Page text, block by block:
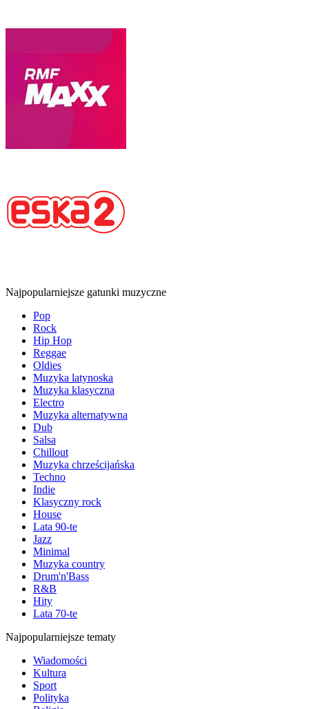
Najpopularniejsze gatunki muzyczne
Pop
Rock
Hip Hop
Reggae
Oldies
Muzyka latynoska
Muzyka klasyczna
Electro
Muzyka alternatywna
Dub
Salsa
Chillout
Muzyka chrześcijańska
Techno
Indie
Klasyczny rock
House
Lata 90-te
Jazz
Minimal
Muzyka country
Drum'n'Bass
R&B
Hity
Lata 70-te
Najpopularniejsze tematy
Wiadomości
Kultura
Sport
Polityka